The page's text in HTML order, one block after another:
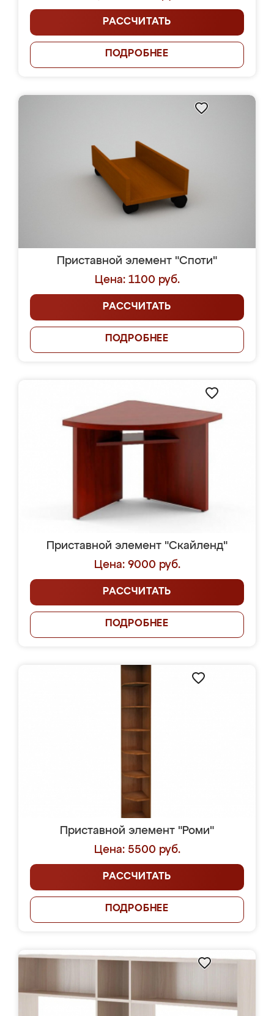
РАССЧИТАТЬ
ПОДРОБНЕЕ
Приставной элемент "Споти"
Цена: 1100 руб.
РАССЧИТАТЬ
ПОДРОБНЕЕ
Приставной элемент "Скайленд"
Цена: 9000 руб.
РАССЧИТАТЬ
ПОДРОБНЕЕ
Приставной элемент "Роми"
Цена: 5500 руб.
РАССЧИТАТЬ
ПОДРОБНЕЕ